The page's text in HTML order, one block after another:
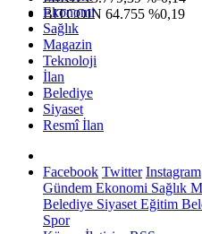
BITCOIN 64.755 %0,19
Ekonomi
Sağlık
Magazin
Teknoloji
İlan
Belediye
Siyaset
Resmî İlan
Facebook Twitter Instagram
Gündem Ekonomi Sağlık
Belediye Siyaset Eğitim
Spor